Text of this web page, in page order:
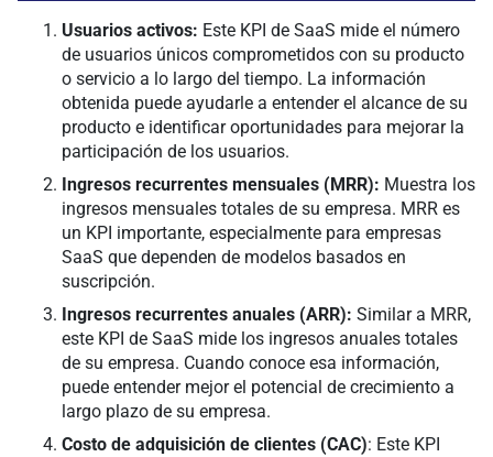
Usuarios activos: Este KPI de SaaS mide el número
de usuarios únicos comprometidos con su producto
o servicio a lo largo del tiempo. La información
obtenida puede ayudarle a entender el alcance de su
producto e identificar oportunidades para mejorar la
participación de los usuarios.
Ingresos recurrentes mensuales (MRR): Muestra los
ingresos mensuales totales de su empresa. MRR es
un KPI importante, especialmente para empresas
SaaS que dependen de modelos basados en
suscripción.
Ingresos recurrentes anuales (ARR): Similar a MRR,
este KPI de SaaS mide los ingresos anuales totales
de su empresa. Cuando conoce esa información,
puede entender mejor el potencial de crecimiento a
largo plazo de su empresa.
Costo de adquisición de clientes (CAC): Este KPI